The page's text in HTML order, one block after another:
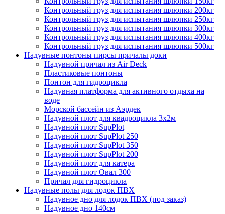
Контрольный груз для испытания шлюпки 200кг
Контрольный груз для испытания шлюпки 250кг
Контрольный груз для испытания шлюпки 300кг
Контрольный груз для испытания шлюпки 400кг
Контрольный груз для испытания шлюпки 500кг
Надувные понтоны пирсы причалы доки
Надувной причал из Air Deck
Пластиковые понтоны
Понтон для гидроцикла
Надувная платформа для активного отдыха на
воде
Морской бассейн из Аэрдек
Надувной плот для квадроцикла 3х2м
Надувной плот SupPlot
Надувной плот SupPlot 250
Надувной плот SupPlot 350
Надувной плот SupPlot 200
Надувной плот для катера
Надувной плот Овал 300
Причал для гидроцикла
Надувные полы для лодок ПВХ
Надувное дно для лодок ПВХ (под заказ)
Надувное дно 140см